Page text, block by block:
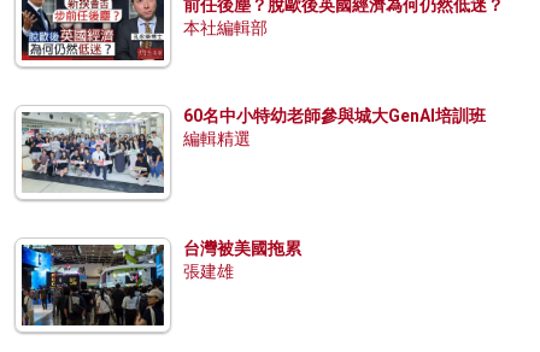
前任後塵？脫歐後英國經濟為何仍然低迷？
本社編輯部
60名中小特幼老師參與城大GenAI培訓班
編輯精選
台灣被美國拖累
張建雄